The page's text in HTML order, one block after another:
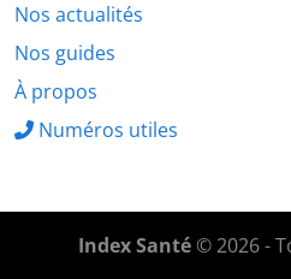
Nos actualités
Nos guides
À propos
Numéros utiles
Index Santé© 2026 -